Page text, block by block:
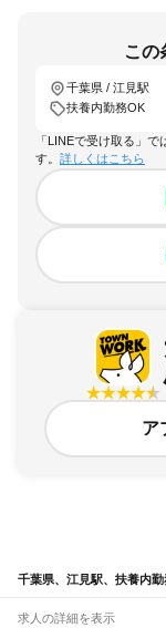
この
千葉県 / 江見駅
扶養内勤務OK
「LINEで受け取る」
す。 詳しくはこちら
ア
千葉県、江見駅、扶養内
求人の詳細を表示